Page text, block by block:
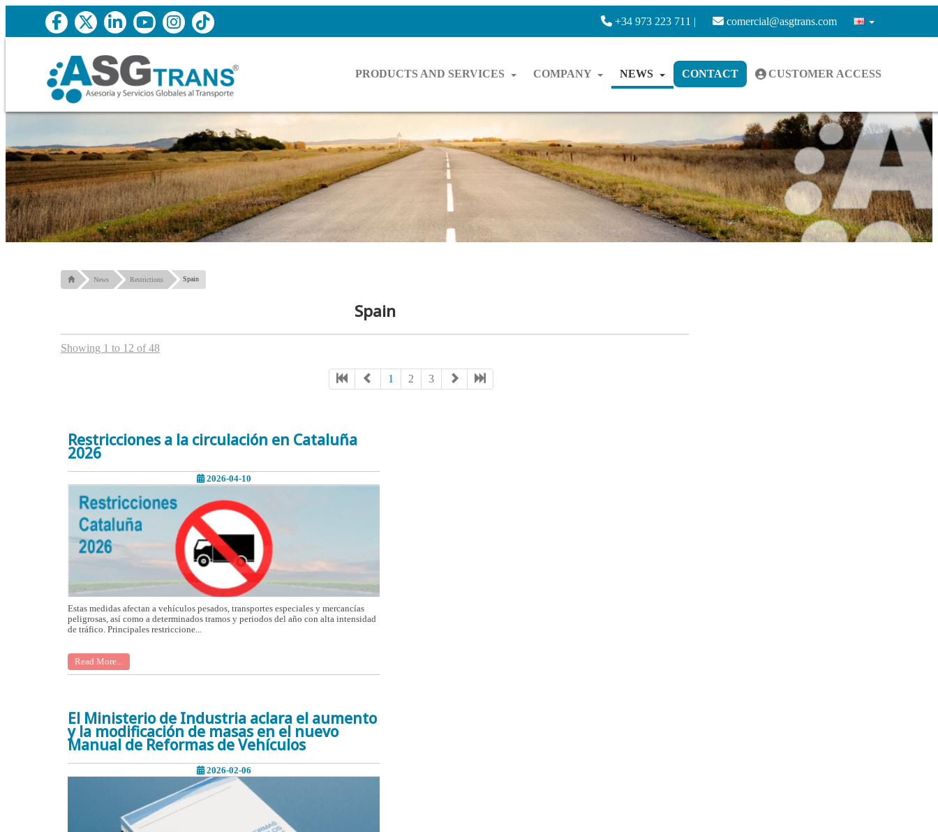
+34 973 223 711 | comercial@asgtrans.com
PRODUCTS AND SERVICES COMPANY NEWS CONTACT CUSTOMER ACCESS
News Restrictions Spain
Spain
Showing 1 to 12 of 48
1 2 3
Restricciones a la circulación en Cataluña
2026
2026-04-10
Estas medidas afectan a vehículos pesados, transportes especiales y mercancías
peligrosas, así como a determinados tramos y periodos del año con alta intensidad
de tráfico. Principales restriccione...
Read More...
El Ministerio de Industria aclara el aumento
y la modificación de masas en el nuevo
Manual de Reformas de Vehículos
2026-02-06